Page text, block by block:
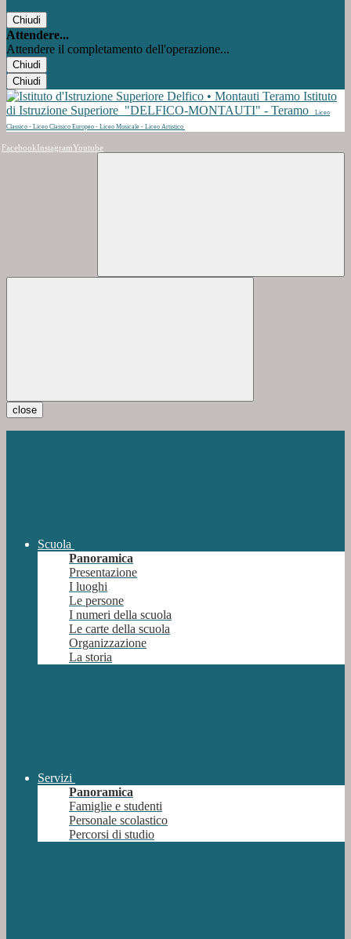
Chiudi
Attendere...
Attendere il completamento dell'operazione...
Chiudi
Chiudi
Istituto
di Istruzione Superiore "DELFICO-MONTAUTI" - Teramo
Liceo
Classico - Liceo Classico Europeo - Liceo Musicale - Liceo Artistico
Facebook InstagramYoutube
close
Scuola
Panoramica
Presentazione
I luoghi
Le persone
I numeri della scuola
Le carte della scuola
Organizzazione
La storia
Servizi
Panoramica
Famiglie e studenti
Personale scolastico
Percorsi di studio